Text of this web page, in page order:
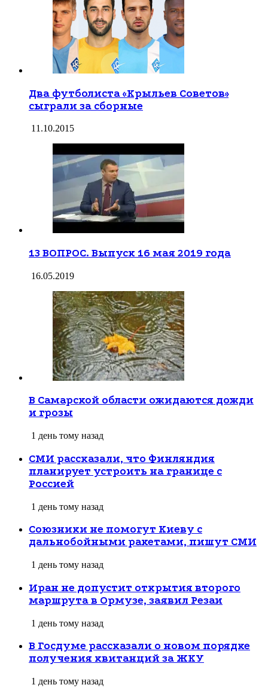
Два футболиста «Крыльев Советов»
сыграли за сборные
11.10.2015
13 ВОПРОС. Выпуск 16 мая 2019 года
16.05.2019
В Самарской области ожидаются дожди
и грозы
1 день тому назад
СМИ рассказали, что Финляндия
планирует устроить на границе с
Россией
1 день тому назад
Союзники не помогут Киеву с
дальнобойными ракетами, пишут СМИ
1 день тому назад
Иран не допустит открытия второго
маршрута в Ормузе, заявил Резаи
1 день тому назад
В Госдуме рассказали о новом порядке
получения квитанций за ЖКУ
1 день тому назад